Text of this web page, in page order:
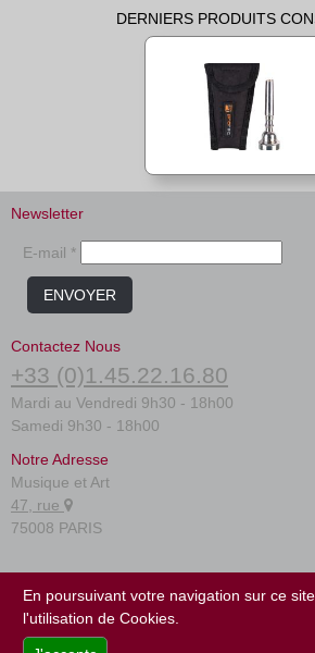
En poursuivant votre navigation sur ce
l'utilisation de Cookies.
DERNIERS PRODUITS
Newsletter
E-mail *
ENVOYER
Contactez Nous
+33 (0)1.45.22.16.80
Mardi au Vendredi 9h30 - 18h00
Samedi 9h30 - 18h00
Notre Adresse
Musique et Art
47, rue
75008 PARIS
Conditions générales